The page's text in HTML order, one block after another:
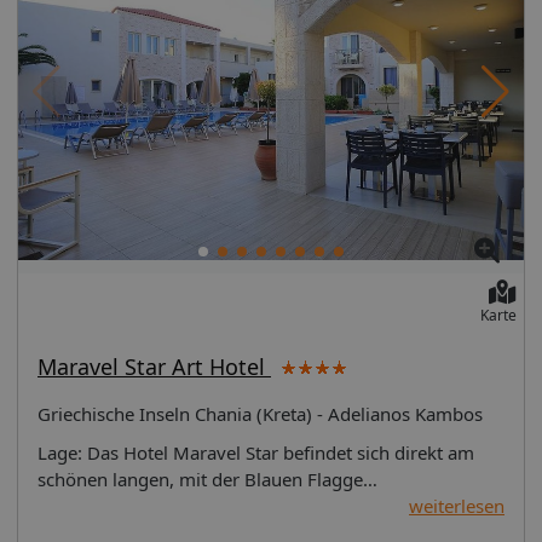
(gegen Gebühr), Minikühlschrank sowie Balkon
ausgestattet und auch mit Poolblick buchbar (DZP).
Verpflegung: All Inclusive beinhaltet Frühstück, Mittag-
und Abendessen in Buffetform, tagsüber Snacks,
nachmittags Kaffee/Tee und Kuchen sowie lokale
alkoholische und nicht alkoholische Getränke von 10:00
bis 22:00 Uhr. Sport/Unterhaltung: Ohne Gebühr:
Tischtennis und Spielezimmer. Gegen Gebühr: Billard
und Massagen (auf Anfrage). Kinder: Kinderclub und
Kinderbecken.
Karte
Maravel Star Art Hotel
Griechische Inseln Chania (Kreta) - Adelianos Kambos
Lage: Das Hotel Maravel Star befindet sich direkt am
schönen langen, mit der Blauen Flagge
ausgezeichneten Sand-/Kiesstrand und ist ca. 8 km vom
weiterlesen